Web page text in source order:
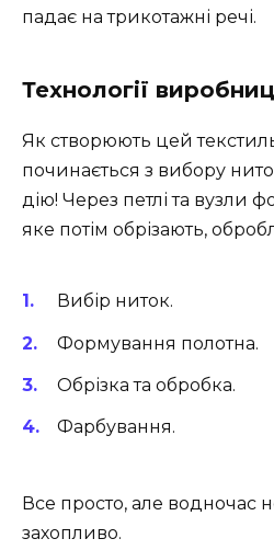
падає на трикотажні речі.
Технології
Як створюють цей
починається з вибору
дію! Через петлі та вузли
яке потім обрізають,
Вибір ниток.
Формування полотна.
Обрізка та обробка.
Фарбування.
Все просто, але водночас
захопливо.